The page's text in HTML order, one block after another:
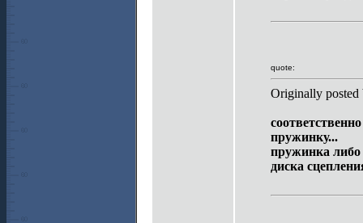
quote:
Originally posted
пружинку...
пружинка либо
диска